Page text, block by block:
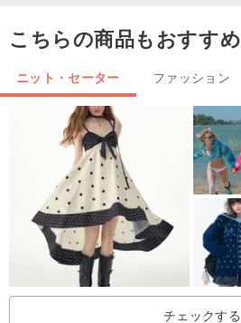
ポリプロピレン繊維45％
こちらの商品もおすすめ
ニット・セーター ファッション
チェックする